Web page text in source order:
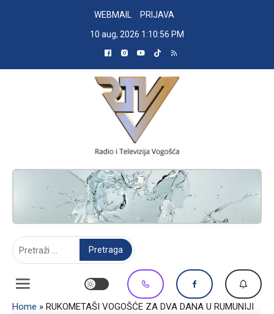
WEBMAIL
PRIJAVA
10 aug, 2026 1:10:57 PM
RADIO TELEVIZIJA VOGOŠĆA
Home » RUKOMETAŠI VOGOŠĆE ZA DVA DANA U RUMUNIJI